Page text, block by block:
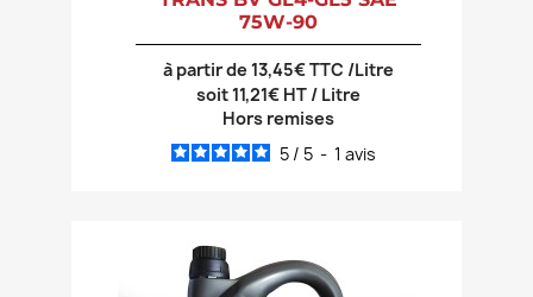
75W-90
à partir de 13,45€ TTC /Litre
soit 11,21€ HT / Litre
Hors remises
5 / 5 - 1 avis